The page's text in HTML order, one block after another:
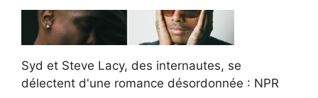
Syd et Steve Lacy, des internautes, se
délectent d'une romance désordonnée : NPR